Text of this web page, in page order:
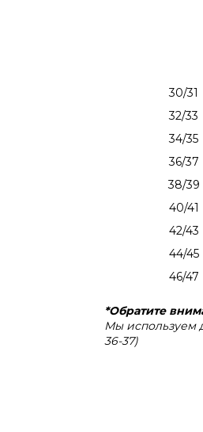
30/31
32/33
34/35
36/37
38/39
40/41
42/43
44/45
46/47
*Обратите
Мы используем
36-37)